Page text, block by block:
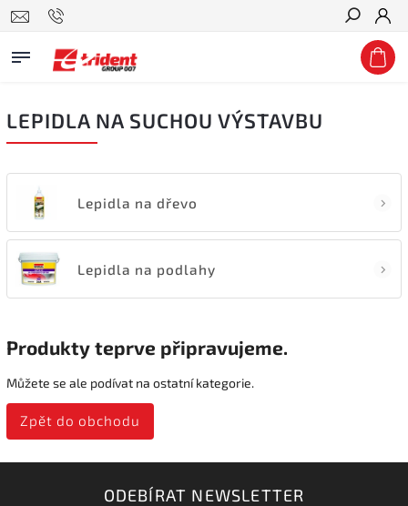
Hledat
LEPIDLA NA SUCHOU VÝSTAVBU
Lepidla na dřevo
Lepidla na podlahy
Produkty teprve připravujeme.
Můžete se ale podívat na ostatní kategorie.
Zpět do obchodu
ODEBÍRAT NEWSLETTER